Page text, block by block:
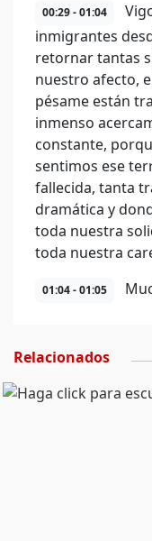
00:29 - 01:04
inmigrantes
retornar tantas
nuestro afecto,
pésame están
inmenso
constante,
sentimos ese
fallecida, tanta
dramática y
toda nuestra
toda nuestra
01:04 - 01:05
Relacionados